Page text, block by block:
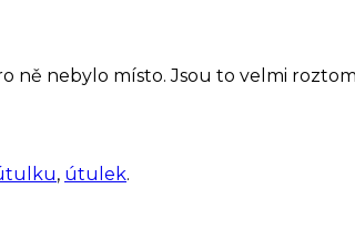
ně nebylo místo. Jsou to velmi
, útulek.